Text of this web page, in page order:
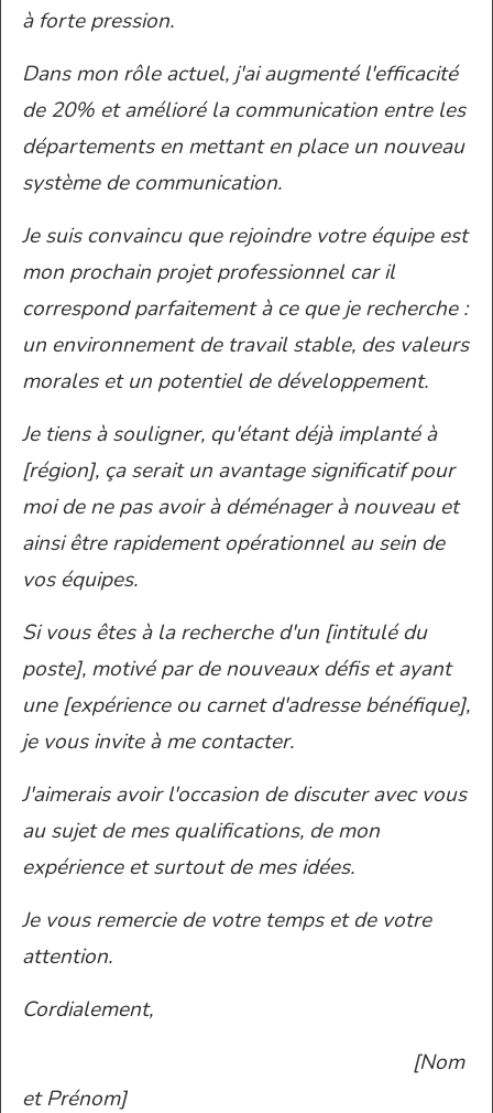
à forte pression.
Dans mon rôle actuel, j'ai augmenté l'efficacité
de 20% et amélioré la communication entre les
départements en mettant en place un nouveau
système de communication.
Je suis convaincu que rejoindre votre équipe est
mon prochain projet professionnel car il
correspond parfaitement à ce que je recherche :
un environnement de travail stable, des valeurs
morales et un potentiel de développement.
Je tiens à souligner, qu'étant déjà implanté à
[région], ça serait un avantage significatif pour
moi de ne pas avoir à déménager à nouveau et
ainsi être rapidement opérationnel au sein de
vos équipes.
Si vous êtes à la recherche d'un [intitulé du
poste], motivé par de nouveaux défis et ayant
une [expérience ou carnet d'adresse bénéfique],
je vous invite à me contacter.
J'aimerais avoir l'occasion de discuter avec vous
au sujet de mes qualifications, de mon
expérience et surtout de mes idées.
Je vous remercie de votre temps et de votre
attention.
Cordialement,
[Nom
et Prénom]